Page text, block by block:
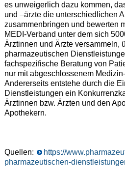
es unweigerlich dazu kommen,
und –ärzte die unterschiedlichen
zusammenbringen und bewerten
MEDI-Verband unter dem sich
Ärztinnen und Ärzte versammeln,
pharmazeutischen
fachspezifische Beratung von
nur mit abgeschlossenem
Andererseits entstehe durch die
Dienstleistungen ein
Ärztinnen bzw. Ärzten und den
Apothekern.
Quellen:
https://
pharmazeutischen-